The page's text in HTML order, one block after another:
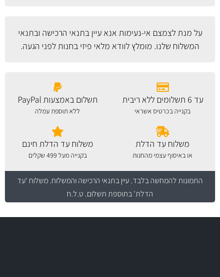
על מנת לצמצם אי-נעימות אנא עייןבתנאי הרכישה ובתנאי
המשלוח שלנו. מומלץ לוודא מלאי פיזי בחנות לפני הגעה.
עד 6 תשלומים ללא ריבית
בקנייה בכרטיס אשראי
תשלום באמצעות PayPal
ללא תוספת עמלה
משלוח עד הדלת
או באיסוף עצמי מהחנות
משלוח עד הדלת חינם
בקנייה מעל 499 שקלים
התמונות להמחשה בלבד.עיין בתנאי הרכישה והמשלוח. משלוח 'עד
הדלת' בתוספת תשלום. ט.ל.ח